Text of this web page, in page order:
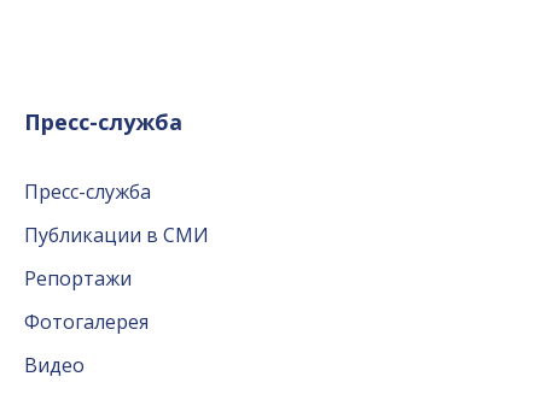
Пресс-служба
Пресс-служба
Публикации в СМИ
Репортажи
Фотогалерея
Видео